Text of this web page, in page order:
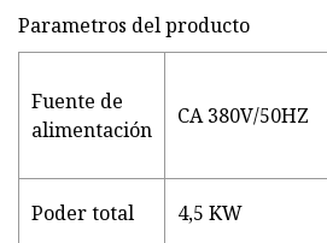
Parametros del producto
Fuente de
alimentación
CA 380V/50HZ
Poder total 4,5 KW